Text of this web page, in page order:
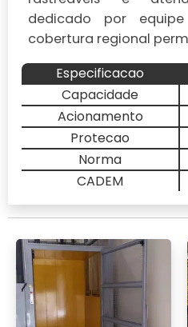
dedicado por
cobertura regional
Especificacao
Capacidade
Acionamento
Protecao
Norma
CADEM